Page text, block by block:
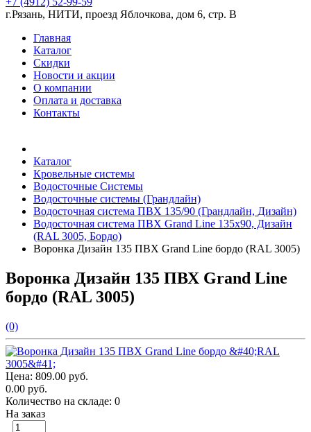
г.Рязань, НИТИ, проезд Яблочкова, дом 6, стр. В
Главная
Каталог
Скидки
Новости и акции
О компании
Оплата и доставка
Контакты
Каталог
Кровельные системы
Водосточные Системы
Водосточные системы (Грандлайн)
Водосточная система ПВХ 135/90 (Грандлайн, Дизайн)
Водосточная система ПВХ Grand Line 135х90, Дизайн
(RAL 3005, Бордо)
Воронка Дизайн 135 ПВХ Grand Line бордо (RAL 3005)
Воронка Дизайн 135 ПВХ Grand Line
бордо (RAL 3005)
(0)
Цена: 809.00 руб.
0.00 руб.
Количество на складе: 0
На заказ